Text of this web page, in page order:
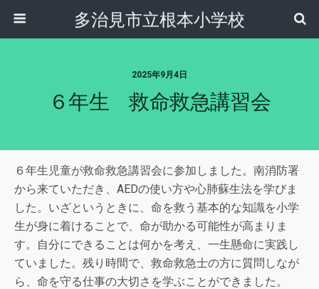
多治見市立根本小学校
2025年9月4日
６年生 救命救急講習会
６年生児童が救命救急講習会に参加しました。南消防署
から来ていただき、AEDの使い方や心肺蘇生法を学びま
した。いざというときに、命を救う基本的な知識を小学
生が身に着けることで、命が助かる可能性が高まりま
す。自分にできることは何かを考え、一生懸命に実践し
ていました。残り時間で、救命救急士の方に質問しなが
ら、命を守る仕事の大切さを学ぶことができました。